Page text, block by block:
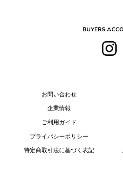
BUYERS
お問い合わせ
企業情報
ご利用ガイド
プライバシーポリシー
特定商取引法に基づく表記